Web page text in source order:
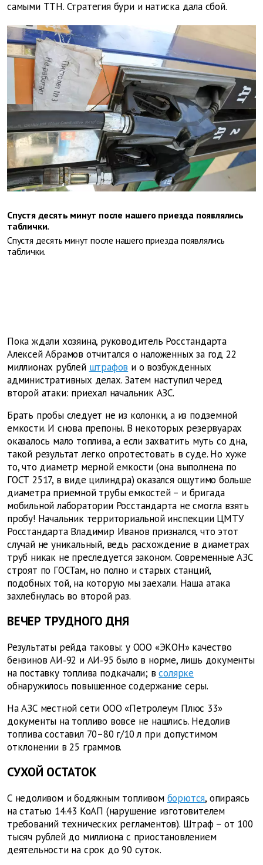
самыми ТТН. Стратегия бури и натиска дала сбой.
Спустя десять минут после нашего приезда появлялись
таблички.
Спустя десять минут после нашего приезда появлялись
таблички.
Пока ждали хозяина, руководитель Росстандарта
Алексей Абрамов отчитался о наложенных за год 22
миллионах рублей штрафов и о возбужденных
административных делах. Затем наступил черед
второй атаки: приехал начальник АЗС.
Брать пробы следует не из колонки, а из подземной
емкости. И снова препоны. В некоторых резервуарах
оказалось мало топлива, а если захватить муть со дна,
такой результат легко опротестовать в суде. Но хуже
то, что диаметр мерной емкости (она выполнена по
ГОСТ 2517, в виде цилиндра) оказался ощутимо больше
диаметра приемной трубы емкостей – и бригада
мобильной лаборатории Росстандарта не смогла взять
пробу! Начальник территориальной инспекции ЦМТУ
Росстандарта Владимир Иванов признался, что этот
случай не уникальный, ведь расхождение в диаметрах
труб никак не преследуется законом. Современные АЗС
строят по ГОСТам, но полно и старых станций,
подобных той, на которую мы заехали. Наша атака
захлебнулась во второй раз.
ВЕЧЕР ТРУДНОГО ДНЯ
Результаты рейда таковы: у ООО «ЭКОН» качество
бензинов АИ‑92 и АИ‑95 было в норме, лишь документы
на поставку топлива подкачали; в солярке
обнаружилось повышенное содержание серы.
На АЗС местной сети ООО «Петролеум Плюс 33»
документы на топливо вовсе не нашлись. Недолив
топлива составил 70–80 г/10 л при допустимом
отклонении в 25 граммов.
СУХОЙ ОСТАТОК
С недоливом и бодяжным топливом борются, опираясь
на статью 14.43 КоАП (нарушение изготовителем
требований технических регламентов). Штраф – от 100
тысяч рублей до миллиона с приостановлением
деятельности на срок до 90 суток.